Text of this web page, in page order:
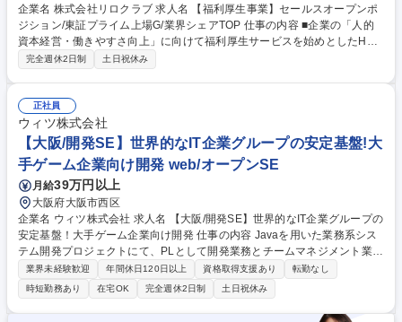
企業名 株式会社リロクラブ 求人名 【福利厚生事業】セールスオープンポ
ジション/東証プライム上場G/業界シェアTOP 仕事の内容 ■企業の「人的
資本経営・働きやすさ向上」に向けて福利厚生サービスを始めとしたHR
向けサービス全般の企画営業職をお任せします。自身でキャリアを選べる
ヶ月程度を目途に独り立ちを目指していただきます。 【キャリアステッ
プ】メンバークラスからスタートしていただきますが、リーダー、グルー
プマネージャー、ユニットマネージャーへと昇格していただくことが可能
です。※実際に入社2年でマネージャー職として活躍しているメンバーも
います！ 募集職種 【福利厚生事業】セールスオープンポジション/東証プ
ライム上場G/業界シェアTOP
完全週休2日制 土日祝休み
正社員
ウィツ株式会社
【大阪/開発SE】世界的なIT企業グループの安定基盤!大
手ゲーム企業向け開発 web/オープンSE
月給39万円以上
大阪府大阪市西区
企業名 ウィツ株式会社 求人名 【大阪/開発SE】世界的なIT企業グループの
安定基盤！大手ゲーム企業向け開発 仕事の内容 Javaを用いた業務系シス
テム開発プロジェクトにて、PLとして開発業務とチームマネジメント業務
をお任せします。「技術」と「マネジメント」の両軸で価値を発揮し、チ
ームを牽引できるポジションです。 【具体的には】■要件定義 ■基本設計
■詳細設計 ■開発実装 ■テスト ■進捗管理・メンバー管理 【仕事の魅力】
残業月平均7.82時間で週４日リモートも可能「可能と柔軟な働き方可能！
業界未経験歓迎 年間休日120日以上 資格取得支援あり
転勤なし
時短勤務あり
在宅OK 完全週休2日制 土日祝休み